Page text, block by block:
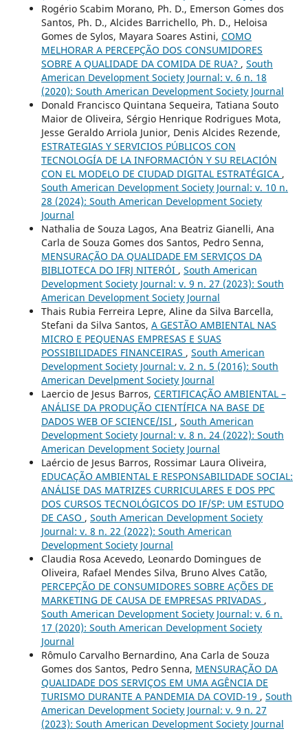
Rogério Scabim Morano, Ph. D., Emerson Gomes dos
Santos, Ph. D., Alcides Barrichello, Ph. D., Heloisa
Gomes de Sylos, Mayara Soares Astini, COMO
MELHORAR A PERCEPÇÃO DOS CONSUMIDORES
SOBRE A QUALIDADE DA COMIDA DE RUA? , South
American Development Society Journal: v. 6 n. 18
(2020): South American Development Society Journal
Donald Francisco Quintana Sequeira, Tatiana Souto
Maior de Oliveira, Sérgio Henrique Rodrigues Mota,
Jesse Geraldo Arriola Junior, Denis Alcides Rezende,
ESTRATEGIAS Y SERVICIOS PÚBLICOS CON
TECNOLOGÍA DE LA INFORMACIÓN Y SU RELACIÓN
CON EL MODELO DE CIUDAD DIGITAL ESTRATÉGICA ,
South American Development Society Journal: v. 10 n.
28 (2024): South American Development Society
Journal
Nathalia de Souza Lagos, Ana Beatriz Gianelli, Ana
Carla de Souza Gomes dos Santos, Pedro Senna,
MENSURAÇÃO DA QUALIDADE EM SERVIÇOS DA
BIBLIOTECA DO IFRJ NITERÓI , South American
Development Society Journal: v. 9 n. 27 (2023): South
American Development Society Journal
Thais Rubia Ferreira Lepre, Aline da Silva Barcella,
Stefani da Silva Santos, A GESTÃO AMBIENTAL NAS
MICRO E PEQUENAS EMPRESAS E SUAS
POSSIBILIDADES FINANCEIRAS , South American
Development Society Journal: v. 2 n. 5 (2016): South
American Develpment Society Journal
Laercio de Jesus Barros, CERTIFICAÇÃO AMBIENTAL –
ANÁLISE DA PRODUÇÃO CIENTÍFICA NA BASE DE
DADOS WEB OF SCIENCE/ISI , South American
Development Society Journal: v. 8 n. 24 (2022): South
American Development Society Journal
Laércio de Jesus Barros, Rossimar Laura Oliveira,
EDUCAÇÃO AMBIENTAL E RESPONSABILIDADE SOCIAL:
ANÁLISE DAS MATRIZES CURRICULARES E DOS PPC
DOS CURSOS TECNOLÓGICOS DO IF/SP: UM ESTUDO
DE CASO , South American Development Society
Journal: v. 8 n. 22 (2022): South American
Development Society Journal
Claudia Rosa Acevedo, Leonardo Domingues de
Oliveira, Rafael Mendes Silva, Bruno Alves Catão,
PERCEPÇÃO DE CONSUMIDORES SOBRE AÇÕES DE
MARKETING DE CAUSA DE EMPRESAS PRIVADAS ,
South American Development Society Journal: v. 6 n.
17 (2020): South American Development Society
Journal
Rômulo Carvalho Bernardino, Ana Carla de Souza
Gomes dos Santos, Pedro Senna, MENSURAÇÃO DA
QUALIDADE DOS SERVIÇOS EM UMA AGÊNCIA DE
TURISMO DURANTE A PANDEMIA DA COVID-19 , South
American Development Society Journal: v. 9 n. 27
(2023): South American Development Society Journal